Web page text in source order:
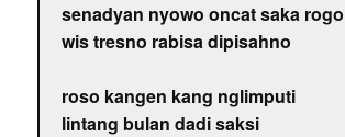
senadyan nyowo oncat saka rogo
wis tresno rabisa dipisahno
roso kangen kang nglimputi
lintang bulan dadi saksi